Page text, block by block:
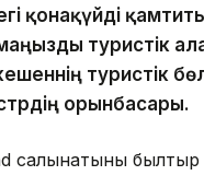
қонақүйді
туристік
туристік
орынбасары.
салынатыны былтыр